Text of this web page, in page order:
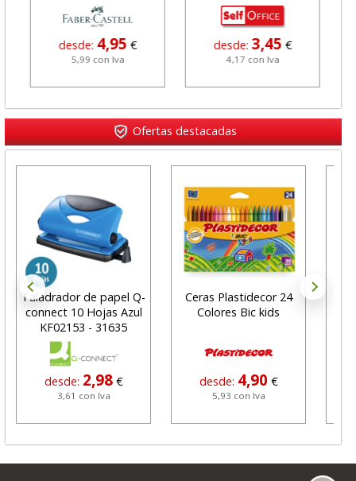
desde:4,95 €
5,99 con Iva
desde:3,45 €
4,17 con Iva
Ofertas destacadas
Taladrador de papel Q-
connect 10 Hojas Azul
KF02153 - 31635
desde: 2,98 €
3,61 con Iva
Ceras Plastidecor 24
Colores Bic kids
desde: 4,90 €
5,93 con Iva